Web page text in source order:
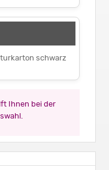
schwarz
Ihnen bei der